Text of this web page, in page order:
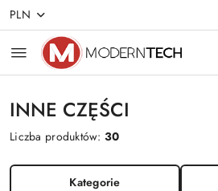
Przejdź do treści głównej
Przejdź do wyszukiwarki
Przejdź do moje konto
Przejdź do menu głównego
Przejdź do stopki
PLN
INNE CZĘŚCI
Liczba produktów:30
Kategorie